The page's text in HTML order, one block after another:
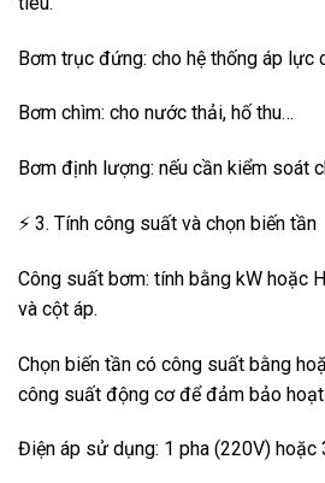
Bơm trục đứng: cho hệ thống áp lực
Bơm chìm: cho nước thải, hố thu…
Bơm định lượng: nếu cần kiểm soát
⚡ 3. Tính công suất và chọn biến tần
Công suất bơm: tính bằng kW hoặc
và cột áp.
Chọn biến tần có công suất bằng
công suất động cơ để đảm bảo
Điện áp sử dụng: 1 pha (220V) hoặc